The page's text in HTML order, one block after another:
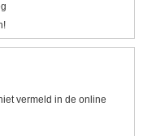
vermeld in de online